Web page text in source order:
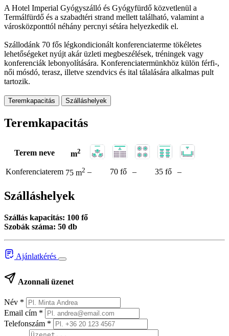
A Hotel Imperial Gyógyszálló és Gyógyfürdő közvetlenül a
Termálfürdő és a szabadtéri strand mellett található, valamint a
városközponttól néhány percnyi sétára helyezkedik el.
Szállodánk 70 fős légkondicionált konferenciaterme tökéletes
lehetőségeket nyújt akár üzleti megbeszélések, tréningek vagy
konferenciák lebonyolítására. Konferenciatermünkhöz külön férfi-,
női mósdó, terasz, illetve szendvics és ital tálalására alkalmas pult
tartozik.
Teremkapacitás Szálláshelyek
Teremkapacitás
Terem neve m2
Konferenciaterem 75 m2 – 70 fő – 35 fő –
Szálláshelyek
Szállás kapacitás: 100 fő
Szobák száma: 50 db
Ajánlatkérés
Azonnali üzenet
Név *
Email cím *
Telefonszám *